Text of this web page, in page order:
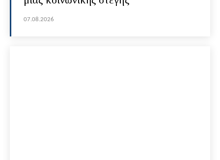
07.08.2026